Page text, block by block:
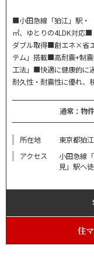
■小田急線「狛江」駅・
㎡、ゆとりの4LDK対応■
ダブル取得■創エネ×省
テム」搭載■高耐震+制
工法」■快適に健康的に
耐久性・耐震性に優れ、
通常：物
所在地
東京都狛
アクセス
小田急線
見」駅へ
住